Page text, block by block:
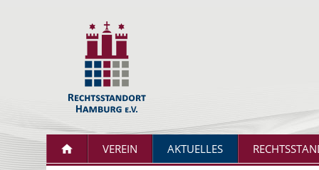
VEREIN AKTUELLES